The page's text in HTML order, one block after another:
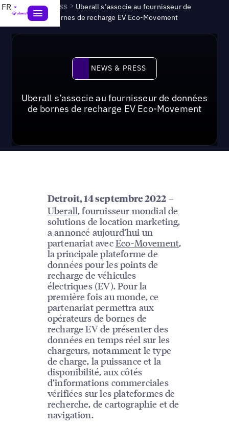
FR News & Press > Uberall s’associe au fournisseur de
données de bornes de recharge EV Eco-Movement
News & Press
NEWS & PRESS
Uberall s’associe au fournisseur de données
de bornes de recharge EV Eco-Movement
Detroit, 14 septembre 2022 –
Uberall, fournisseur mondial de
solutions de location marketing,
a annoncé aujourd’hui un
partenariat avecEco-Movement,
la principale plateforme de
données pour les points de
recharge de véhicules
électriques (EV). Pour la
première fois au monde, ce
partenariat permettra aux
opérateurs de bornes de
recharge EV de présenter des
données en temps réel sur les
chargeurs, notamment le type
de charge, la puissance et la
disponibilité, aux côtés
d’informations commerciales
vérifiées sur les plateformes de
recherche, de cartographie et de
navigation.